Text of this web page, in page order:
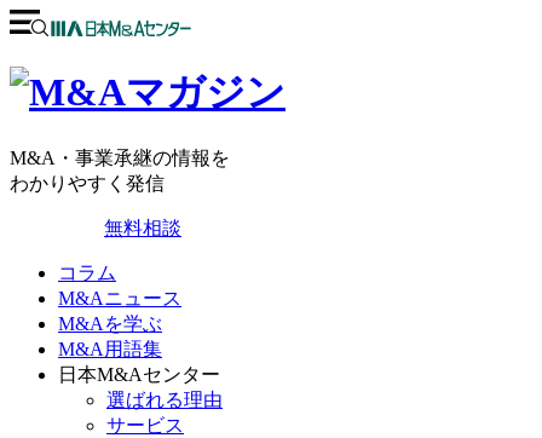
M&A・事業承継の情報を
わかりやすく発信
無料相談
コラム
M&Aニュース
M&Aを学ぶ
M&A用語集
日本M&Aセンター
選ばれる理由
サービス